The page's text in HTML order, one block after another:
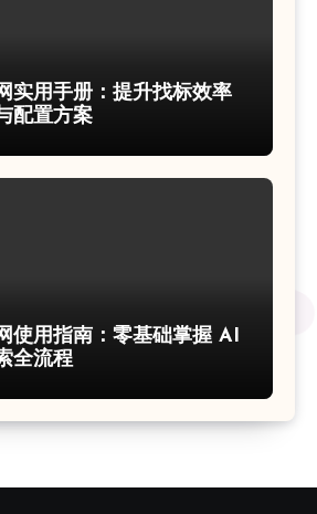
实用手册：提升找标效率
配置方案
使用指南：零基础掌握 AI
全流程